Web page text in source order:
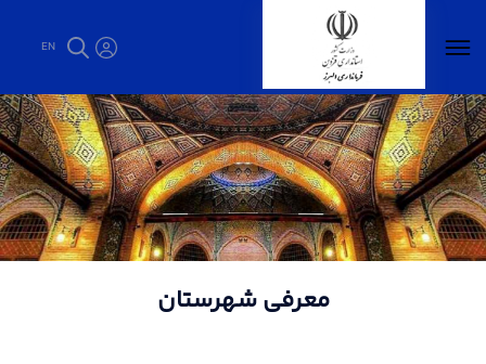
EN
معرفی شهرستان - فرمانداری البرز
معرفی شهرستان